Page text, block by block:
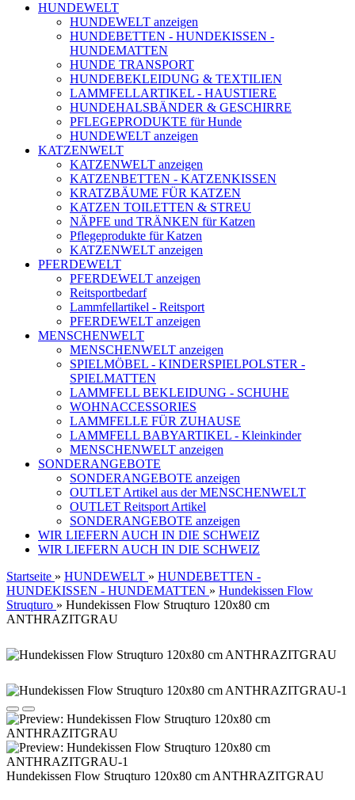
HUNDEWELT
HUNDEWELT anzeigen
HUNDEBETTEN - HUNDEKISSEN -
HUNDEMATTEN
HUNDE TRANSPORT
HUNDEBEKLEIDUNG & TEXTILIEN
LAMMFELLARTIKEL - HAUSTIERE
HUNDEHALSBÄNDER & GESCHIRRE
PFLEGEPRODUKTE für Hunde
HUNDEWELT anzeigen
KATZENWELT
KATZENWELT anzeigen
KATZENBETTEN - KATZENKISSEN
KRATZBÄUME FÜR KATZEN
KATZEN TOILETTEN & STREU
NÄPFE und TRÄNKEN für Katzen
Pflegeprodukte für Katzen
KATZENWELT anzeigen
PFERDEWELT
PFERDEWELT anzeigen
Reitsportbedarf
Lammfellartikel - Reitsport
PFERDEWELT anzeigen
MENSCHENWELT
MENSCHENWELT anzeigen
SPIELMÖBEL - KINDERSPIELPOLSTER -
SPIELMATTEN
LAMMFELL BEKLEIDUNG - SCHUHE
WOHNACCESSORIES
LAMMFELLE FÜR ZUHAUSE
LAMMFELL BABYARTIKEL - Kleinkinder
MENSCHENWELT anzeigen
SONDERANGEBOTE
SONDERANGEBOTE anzeigen
OUTLET Artikel aus der MENSCHENWELT
OUTLET Reitsport Artikel
SONDERANGEBOTE anzeigen
WIR LIEFERN AUCH IN DIE SCHWEIZ
WIR LIEFERN AUCH IN DIE SCHWEIZ
Startseite » HUNDEWELT » HUNDEBETTEN -
HUNDEKISSEN - HUNDEMATTEN » Hundekissen Flow
Struqturo » Hundekissen Flow Struqturo 120x80 cm
ANTHRAZITGRAU
Hundekissen Flow Struqturo 120x80 cm ANTHRAZITGRAU